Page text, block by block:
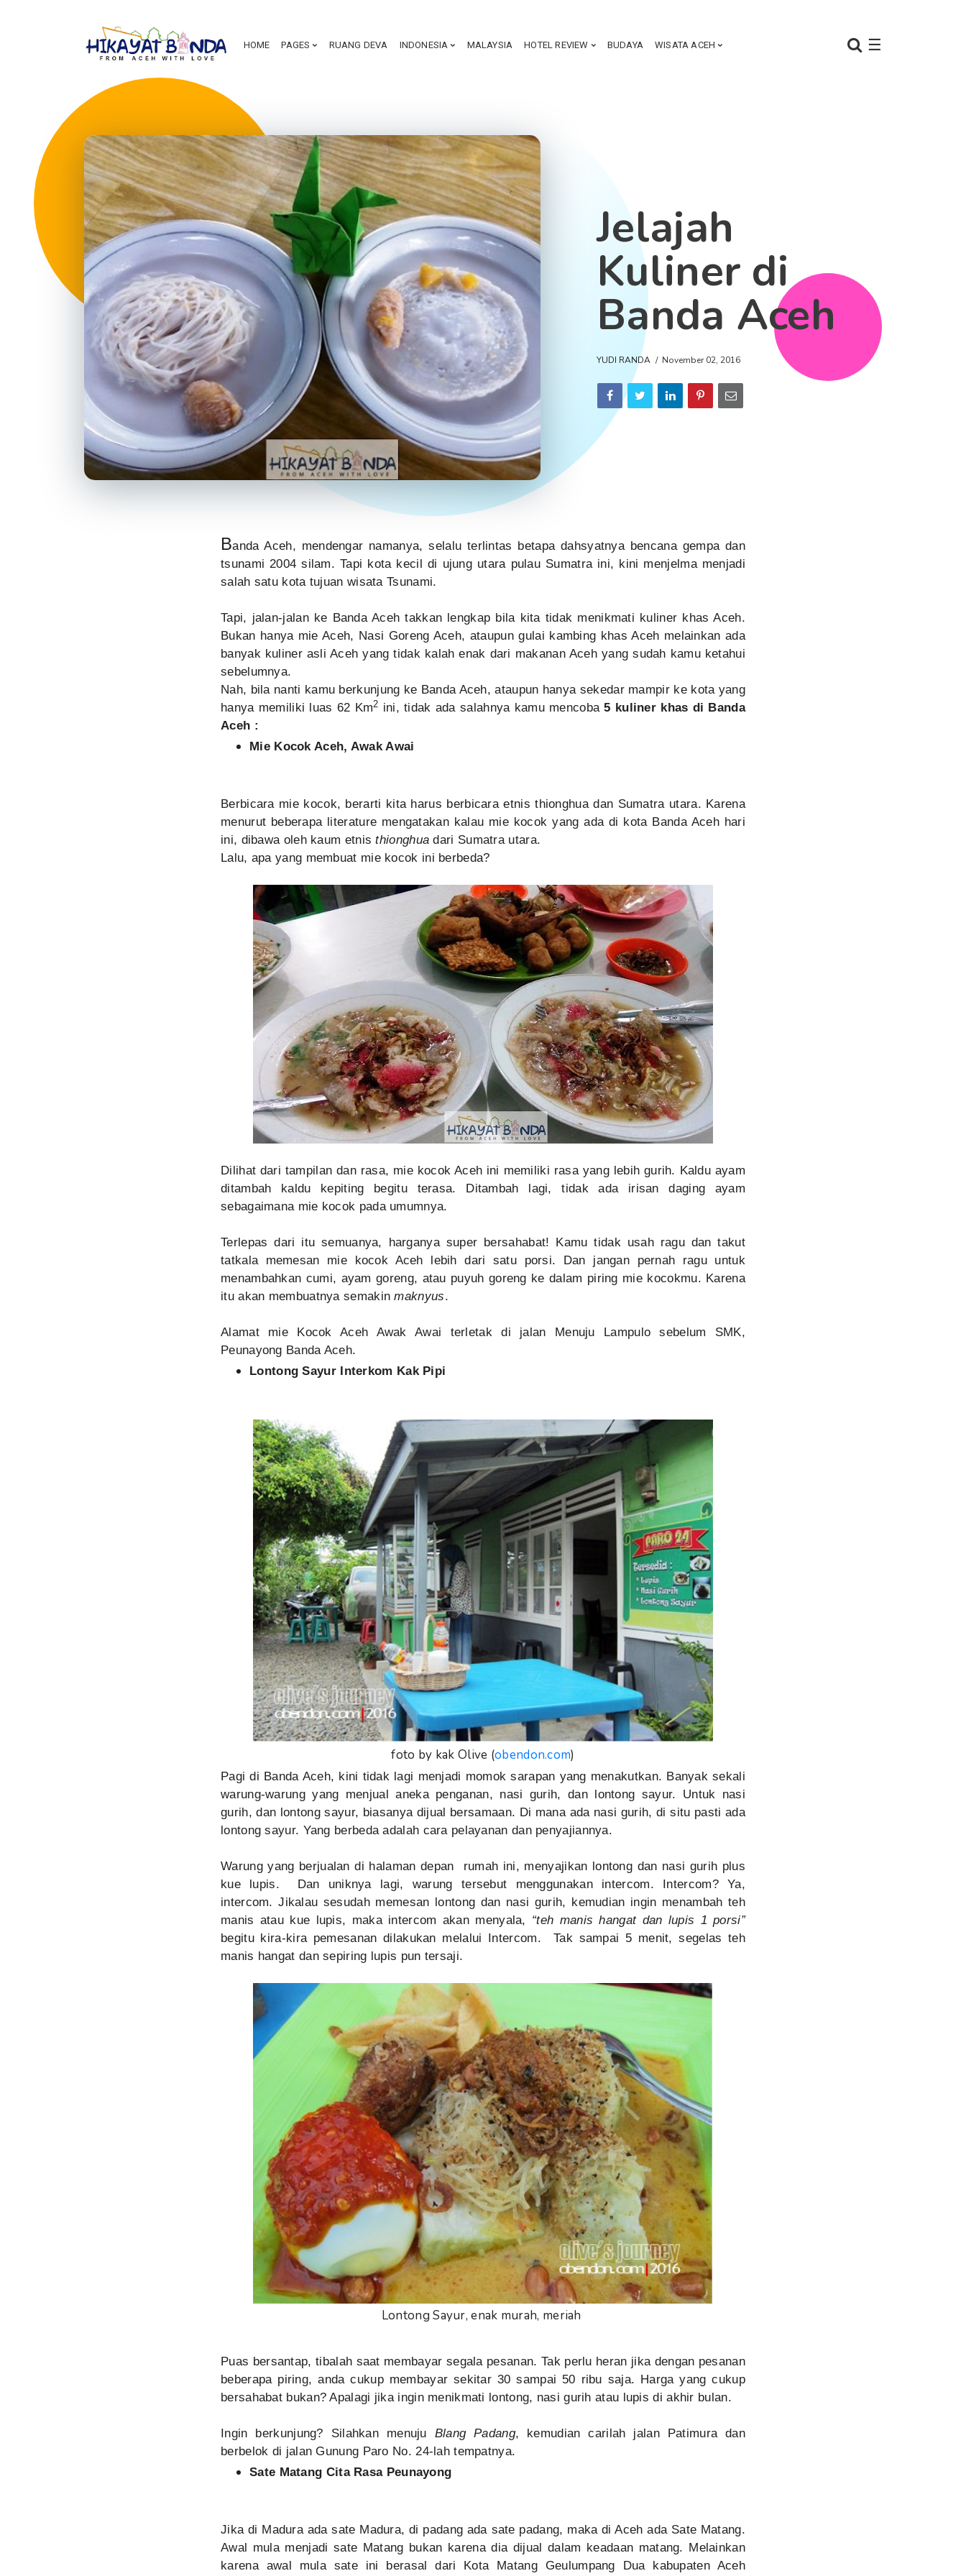
☰
HOME PAGES RUANG DEVA INDONESIA MALAYSIA HOTEL REVIEW BUDAYA WISATA ACEH
Jelajah
Kuliner di
Banda Aceh
YUDI RANDA November 02, 2016
Banda Aceh, mendengar namanya, selalu terlintas betapa dahsyatnya bencana gempa dan
tsunami 2004 silam. Tapi kota kecil di ujung utara pulau Sumatra ini, kini menjelma menjadi
salah satu kota tujuan wisata Tsunami.
Tapi, jalan-jalan ke Banda Aceh takkan lengkap bila kita tidak menikmati kuliner khas Aceh.
Bukan hanya mie Aceh, Nasi Goreng Aceh, ataupun gulai kambing khas Aceh melainkan ada
banyak kuliner asli Aceh yang tidak kalah enak dari makanan Aceh yang sudah kamu ketahui
sebelumnya.
Nah, bila nanti kamu berkunjung ke Banda Aceh, ataupun hanya sekedar mampir ke kota yang
hanya memiliki luas 62 Km2 ini, tidak ada salahnya kamu mencoba5 kuliner khas di Banda
Aceh :
Mie Kocok Aceh, Awak Awai
Berbicara mie kocok, berarti kita harus berbicara etnis thionghua dan Sumatra utara. Karena
menurut beberapa literature mengatakan kalau mie kocok yang ada di kota Banda Aceh hari
ini, dibawa oleh kaum etnisthionghua dari Sumatra utara.
Lalu, apa yang membuat mie kocok ini berbeda?
Dilihat dari tampilan dan rasa, mie kocok Aceh ini memiliki rasa yang lebih gurih. Kaldu ayam
ditambah kaldu kepiting begitu terasa. Ditambah lagi, tidak ada irisan daging ayam
sebagaimana mie kocok pada umumnya.
Terlepas dari itu semuanya, harganya super bersahabat! Kamu tidak usah ragu dan takut
tatkala memesan mie kocok Aceh lebih dari satu porsi. Dan jangan pernah ragu untuk
menambahkan cumi, ayam goreng, atau puyuh goreng ke dalam piring mie kocokmu. Karena
itu akan membuatnya semakinmaknyus.
Alamat mie Kocok Aceh Awak Awai terletak di jalan Menuju Lampulo sebelum SMK,
Peunayong Banda Aceh.
Lontong Sayur Interkom Kak Pipi
foto by kak Olive (obendon.com)
Pagi di Banda Aceh, kini tidak lagi menjadi momok sarapan yang menakutkan. Banyak sekali
warung-warung yang menjual aneka penganan, nasi gurih, dan lontong sayur. Untuk nasi
gurih, dan lontong sayur, biasanya dijual bersamaan. Di mana ada nasi gurih, di situ pasti ada
lontong sayur. Yang berbeda adalah cara pelayanan dan penyajiannya.
Warung yang berjualan di halaman depan rumah ini, menyajikan lontong dan nasi gurih plus
kue lupis. Dan uniknya lagi, warung tersebut menggunakan intercom. Intercom? Ya,
intercom. Jikalau sesudah memesan lontong dan nasi gurih, kemudian ingin menambah teh
manis atau kue lupis, maka intercom akan menyala, “teh manis hangat dan lupis 1 porsi”
begitu kira-kira pemesanan dilakukan melalui Intercom. Tak sampai 5 menit, segelas teh
manis hangat dan sepiring lupis pun tersaji.
Lontong Sayur, enak murah, meriah
Puas bersantap, tibalah saat membayar segala pesanan. Tak perlu heran jika dengan pesanan
beberapa piring, anda cukup membayar sekitar 30 sampai 50 ribu saja. Harga yang cukup
bersahabat bukan? Apalagi jika ingin menikmati lontong, nasi gurih atau lupis di akhir bulan.
Ingin berkunjung? Silahkan menuju Blang Padang, kemudian carilah jalan Patimura dan
berbelok di jalan Gunung Paro No. 24-lah tempatnya.
Sate Matang Cita Rasa Peunayong
Jika di Madura ada sate Madura, di padang ada sate padang, maka di Aceh ada Sate Matang.
Awal mula menjadi sate Matang bukan karena dia dijual dalam keadaan matang. Melainkan
karena awal mula sate ini berasal dari Kota Matang Geulumpang Dua kabupaten Aceh